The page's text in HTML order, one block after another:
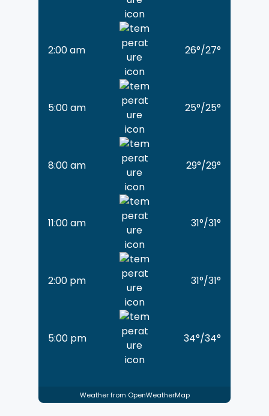
2:00 am 26°/27°
5:00 am 25°/25°
8:00 am 29°/29°
11:00 am 31°/31°
2:00 pm 31°/31°
5:00 pm 34°/34°
Weather from OpenWeatherMap